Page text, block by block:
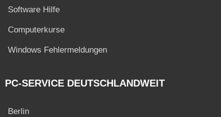
Software Hilfe
Computerkurse
Windows Fehlermeldungen
PC-SERVICE DEUTSCHLANDWEIT
Berlin